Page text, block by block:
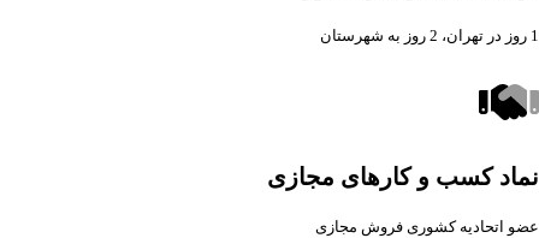
1 روز در تهران، 2 روز به شهرستان
نماد کسب و کارهای مجازی
عضو اتحادیه کشوری فروش مجازی